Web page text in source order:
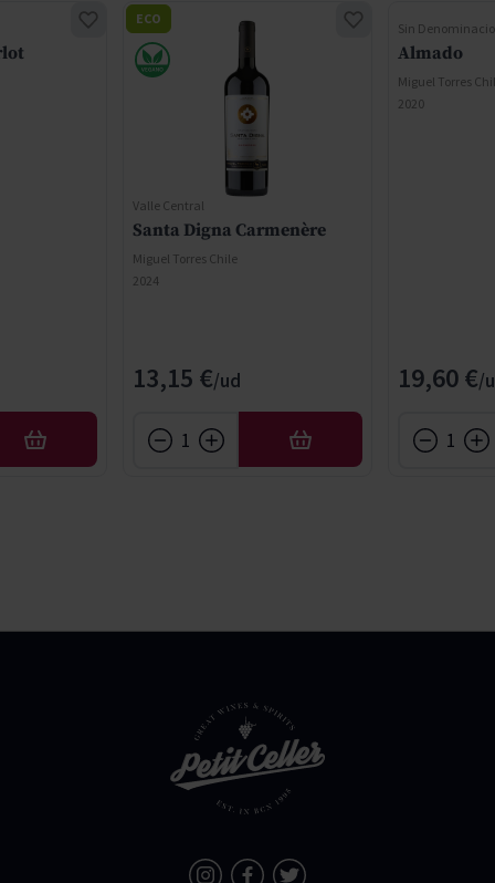
AÑADIR
Valle Central
Santa Digna Carmenère
Miguel Torres Chile
2024
13,15 €
ECO
AÑADIR
Sin
Almado
Miguel Torres
2020
19,60 €